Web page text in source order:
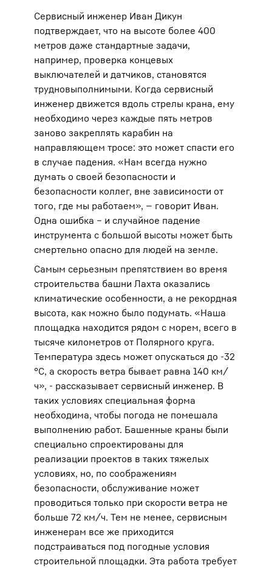
Сервисный инженер Иван Дикун
подтверждает, что на высоте более 400
метров даже стандартные задачи,
например, проверка концевых
выключателей и датчиков, становятся
трудновыполнимыми. Когда сервисный
инженер движется вдоль стрелы крана, ему
необходимо через каждые пять метров
заново закреплять карабин на
направляющем тросе: это может спасти его
в случае падения. «Нам всегда нужно
думать о своей безопасности и
безопасности коллег, вне зависимости от
того, где мы работаем», — говорит Иван.
Одна ошибка – и случайное падение
инструмента с большой высоты может быть
смертельно опасно для людей на земле.
Самым серьезным препятствием во время
строительства башни Лахта оказались
климатические особенности, а не рекордная
высота, как можно было подумать. «Наша
площадка находится рядом с морем, всего в
тысяче километров от Полярного круга.
Температура здесь может опускаться до -32
°C, а скорость ветра бывает равна 140 км/
ч», - рассказывает сервисный инженер. В
таких условиях специальная форма
необходима, чтобы погода не помешала
выполнению работ. Башенные краны были
специально спроектированы для
реализации проектов в таких тяжелых
условиях, но, по соображениям
безопасности, обслуживание может
проводиться только при скорости ветра не
больше 72 км/ч. Тем не менее, сервисным
инженерам все же приходится
подстраиваться под погодные условия
строительной площадки. Эта работа требует